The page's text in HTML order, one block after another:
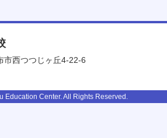
市西つつじヶ丘4-22-6
Education Center. All Rights Reserved.